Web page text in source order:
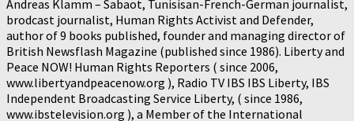
Andreas Klamm – Sabaot, Tunisisan-French-German journalist,
brodcast journalist, Human Rights Activist and Defender,
author of 9 books published, founder and managing director of
British Newsflash Magazine (published since 1986). Liberty and
Peace NOW! Human Rights Reporters ( since 2006,
www.libertyandpeacenow.org ), Radio TV IBS IBS Liberty, IBS
Independent Broadcasting Service Liberty, ( since 1986,
www.ibstelevision.org ), a Member of the International